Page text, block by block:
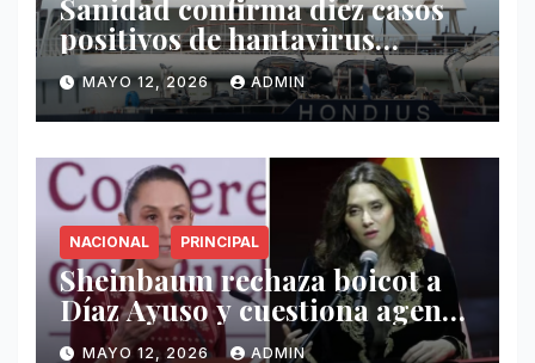
Sanidad confirma diez casos
positivos de hantavirus
vinculados al crucero MV
Hondius
MAYO 12, 2026 ADMIN
NACIONAL PRINCIPAL
Sheinbaum rechaza boicot a
Díaz Ayuso y cuestiona agenda
de funcionaria española
MAYO 12, 2026 ADMIN